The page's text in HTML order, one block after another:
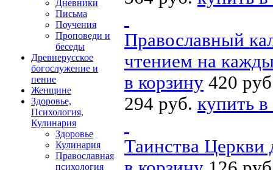
Дневники
Письма
Поучения
Проповеди и
беседы
Древнерусское
богослужение и
пение
Женщине
Здоровье,
Психология,
Кулинария
Здоровье
Кулинария
Православная
психология
Православный
чтением на
в корзину 420
294 руб. купить
Таинства Церкви